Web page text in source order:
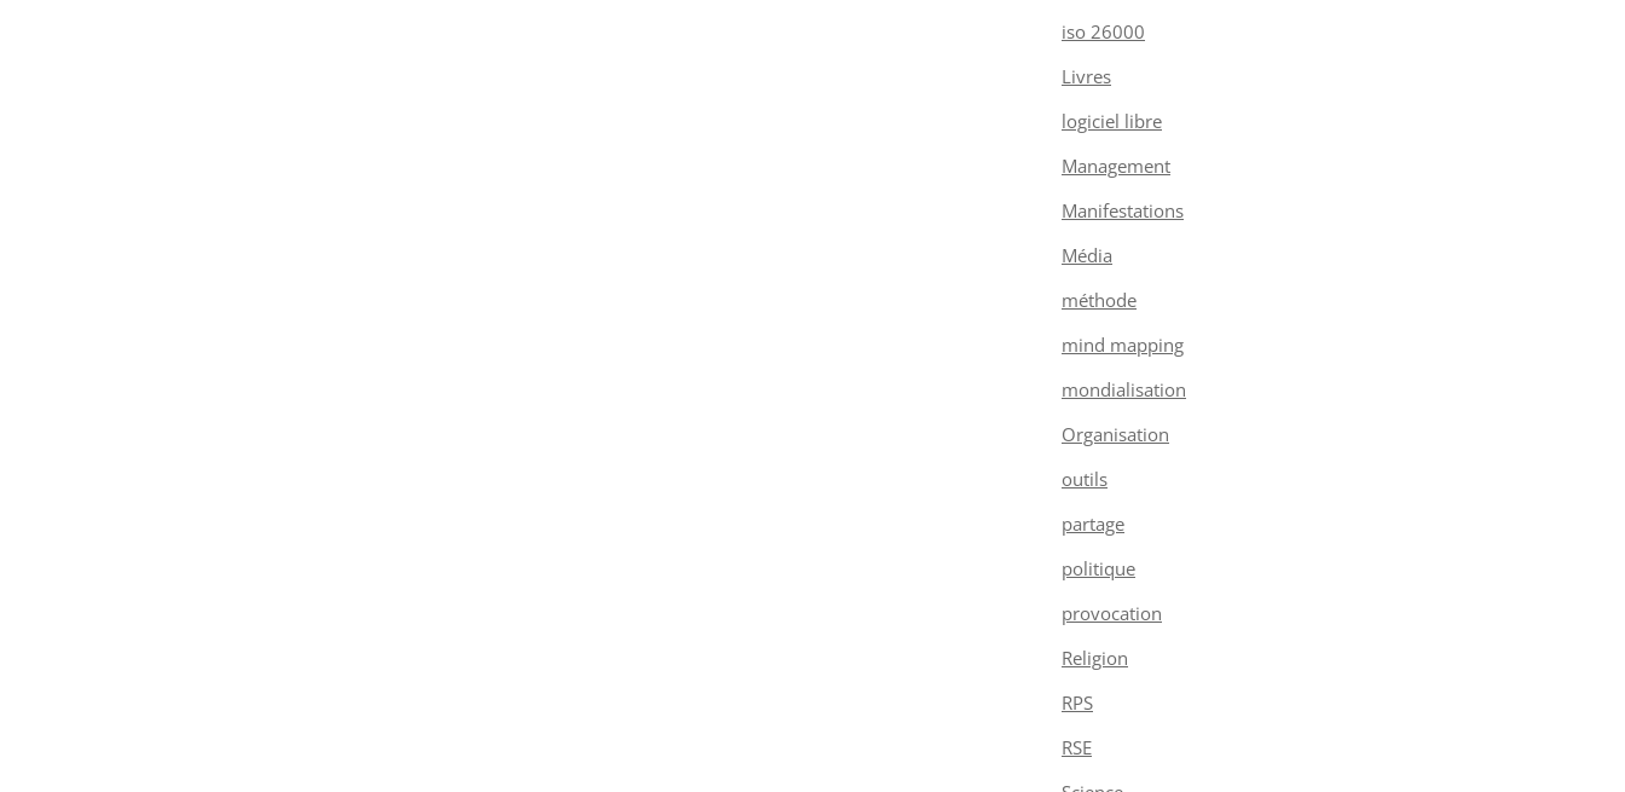
iso 26000
Livres
logiciel libre
Management
Manifestations
Média
méthode
mind mapping
mondialisation
Organisation
outils
partage
politique
provocation
Religion
RPS
RSE